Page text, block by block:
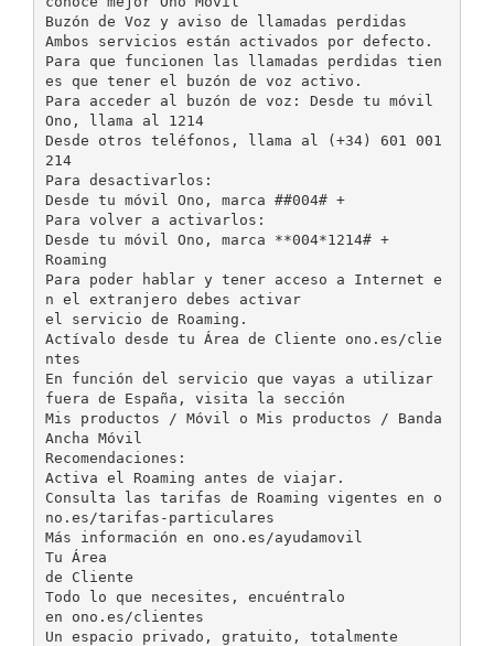
Buzón de Voz y aviso de llamadas perdidas
Ambos servicios están activados por defecto.
Para que funcionen las llamadas perdidas tien
es que tener el buzón de voz activo.
Para acceder al buzón de voz: Desde tu móvil
Ono, llama al 1214
Desde otros teléfonos, llama al (+34) 601 001
214
Para desactivarlos:
Desde tu móvil Ono, marca ##004# +
Para volver a activarlos:
Desde tu móvil Ono, marca **004*1214# +
Roaming
Para poder hablar y tener acceso a Internet e
n el extranjero debes activar
el servicio de Roaming.
Actívalo desde tu Área de Cliente ono.es/clie
ntes
En función del servicio que vayas a utilizar
fuera de España, visita la sección
Mis productos / Móvil o Mis productos / Banda
Ancha Móvil
Recomendaciones:
Activa el Roaming antes de viajar.
Consulta las tarifas de Roaming vigentes en o
no.es/tarifas-particulares
Más información en ono.es/ayudamovil
Tu Área
de Cliente
Todo lo que necesites, encuéntralo
en ono.es/clientes
Un espacio privado, gratuito, totalmente